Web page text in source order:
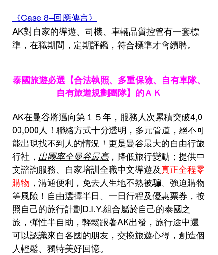
《Case 8–回應傳言》
AK對自家的導遊、司機、車輛品質控管有一套標
準，在職期間，定期評鑑，符合標準才會續聘。
泰國旅遊必選【合法執照、多重保險、自有車隊、
自有旅遊規劃團隊】的ＡＫ
AK在曼谷將邁向第１５年，服務人次累積突破4,0
00,000人！聯絡方式十分透明， 多元管道 ，絕不可
能出現找不到人的情況！更是曼谷最大的自由行旅
行社， 出團率全曼谷最高，降低旅行變動；提供中
文諮詢服務、自家培訓全職中文導遊及真正全程零
購物 ，溝通便利，免去人生地不熟被騙、強迫購物
等風險！自由選擇半日、一日行程及優惠票券，按
照自己的旅行計劃D.I.Y.組合屬於自己的泰國之
旅，彈性半自助，輕鬆跟著AK出發，旅行途中還
可以認識來自各國的朋友，交換旅遊心得，創造個
人輕鬆、獨特美好回憶。